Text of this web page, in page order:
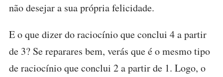
não desejar a sua própria felicidade.
E o que dizer do raciocínio que conclui 4 a partir
de 3? Se reparares bem, verás que é o mesmo tipo
de raciocínio que conclui 2 a partir de 1. Logo, o